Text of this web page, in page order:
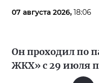
07 августа 2026, 18:06
Он проходил по
ЖКХ» с 29 июля